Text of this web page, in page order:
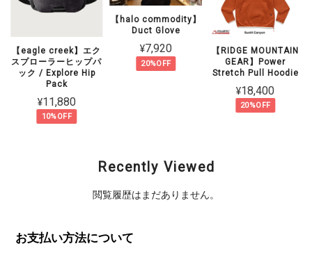
【eagle creek】エク
スプローラーヒップパ
ック / Explore Hip
Pack
¥11,880
10%OFF
【halo commodity】
Duct Glove
¥7,920
20%OFF
【RIDGE MOUNTAIN
GEAR】Power
Stretch Pull Hoodie
¥18,400
20%OFF
Recently Viewed
閲覧履歴はまだありません。
お支払い方法について